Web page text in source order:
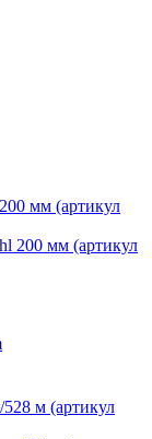
мм (артикул
м (артикул